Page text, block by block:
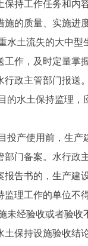
保持工作任务和内
施的质量、实施进
水土流失的大中
工作，及时定量掌
行政主管部门报送
的水土保持监理
投产使用前，生
部门备案。水行政
报告书的，生产建
监理工作的单位不
未经验收或者验
土保持设施验收结